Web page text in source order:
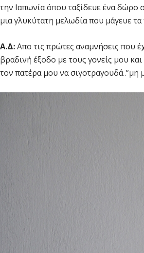
την Ιαπωνία όπου ταξίδευε ένα δώρο
μια γλυκύτατη μελωδία που μάγευε τα
Α.Δ:Απο τις πρώτες αναμνήσεις που
βραδινή έξοδο με τους γονείς μου
τον πατέρα μου να σιγοτραγουδά..”μη